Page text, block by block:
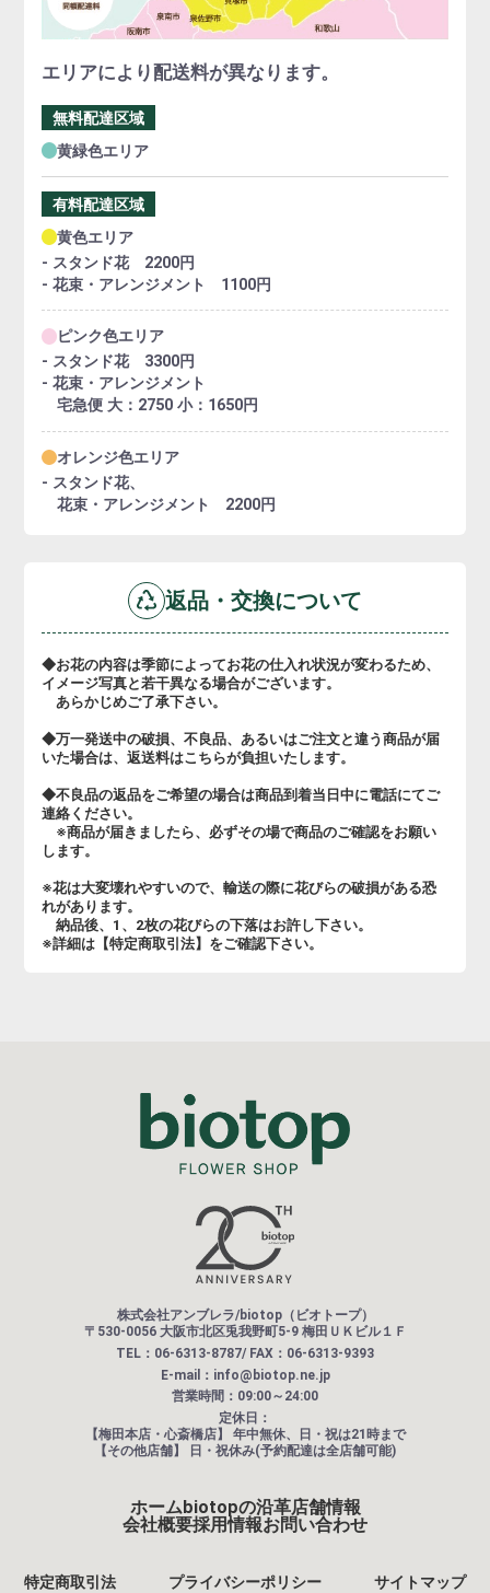
エリアにより配送料が異なります。
無料配達区域
黄緑色エリア
有料配達区域
黄色エリア
- スタンド花 2200円
- 花束・アレンジメント 1100円
ピンク色エリア
- スタンド花 3300円
- 花束・アレンジメント
宅急便 大：2750 小：1650円
オレンジ色エリア
- スタンド花、
花束・アレンジメント 2200円
返品・交換について
◆お花の内容は季節によってお花の仕入れ状況が変わるため、
イメージ写真と若干異なる場合がございます。
あらかじめご了承下さい。
◆万一発送中の破損、不良品、あるいはご注文と違う商品が届
いた場合は、返送料はこちらが負担いたします。
◆不良品の返品をご希望の場合は商品到着当日中に電話にてご
連絡ください。
※商品が届きましたら、必ずその場で商品のご確認をお願い
します。
※花は大変壊れやすいので、輸送の際に花びらの破損がある恐
れがあります。
納品後、1、2枚の花びらの下落はお許し下さい。
※詳細は【特定商取引法】をご確認下さい。
株式会社アンブレラ/biotop（ビオトープ）
〒530-0056 大阪市北区兎我野町5-9 梅田ＵＫビル１Ｆ
TEL：06-6313-8787/ FAX：06-6313-9393
E-mail：info@biotop.ne.jp
営業時間：09:00～24:00
定休日：
【梅田本店・心斎橋店】 年中無休、日・祝は21時まで
【その他店舗】
日・祝休み(予約配達は全店舗可能)
ホームbiotopの沿革店舗情報
会社概要採用情報お問い合わせ
特定商取引法 プライバシーポリシー サイトマップ